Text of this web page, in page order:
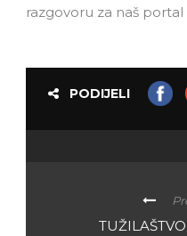
razgovoru za naš
PODIJELI